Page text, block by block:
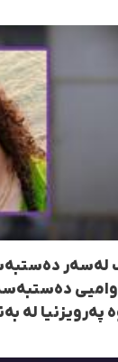
لەسەر
پەرویزنیا لە